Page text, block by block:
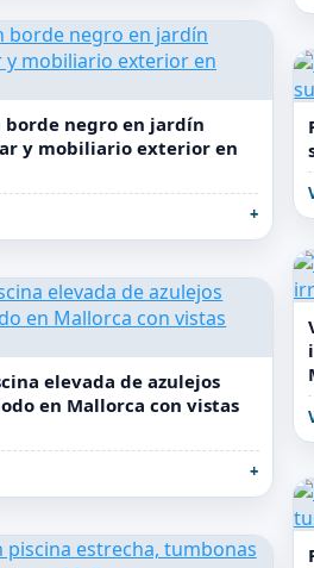
negro en jardín
y mobiliario exterior en
elevada de azulejos
en Mallorca con vistas